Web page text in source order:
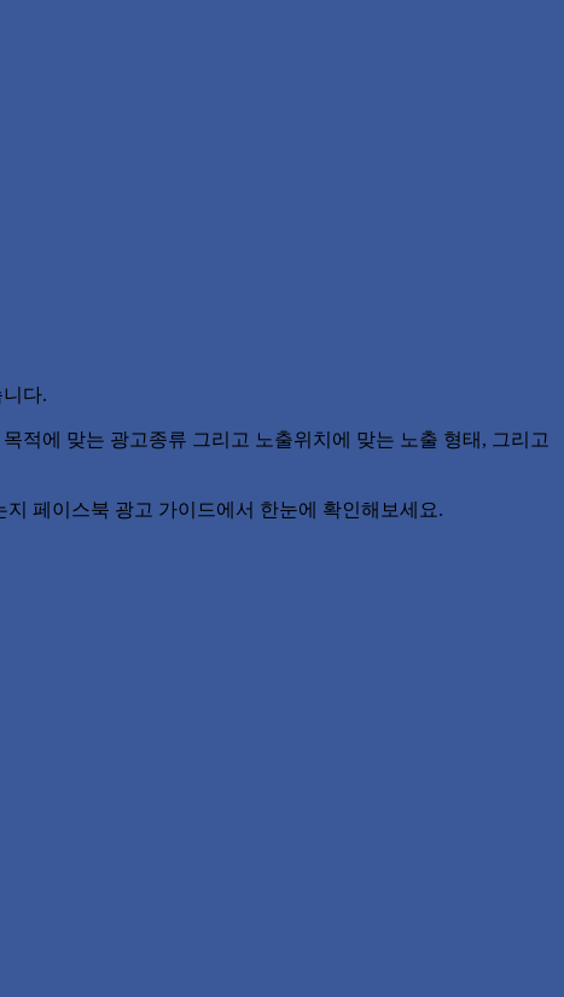
다.
적에 맞는 광고종류 그리고 노출위치에 맞는 노출 형태, 그리고
페이스북 광고 가이드에서 한눈에 확인해보세요.